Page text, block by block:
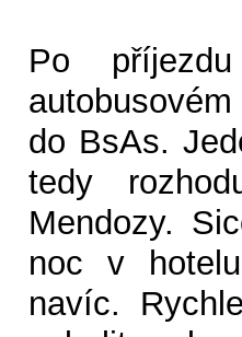
Po
do BsAs.
tedy
Mendozy.
noc v
navíc.